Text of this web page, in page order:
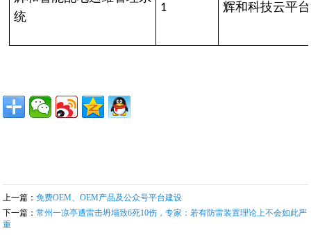
统
1 辉和科技云平台
上一篇：免费OEM、OEM产品及公众号平台建设
下一篇：常州一凉亭遭雷击坍塌致6死10伤，专家：若有防雷装置理论上不会如此严
重